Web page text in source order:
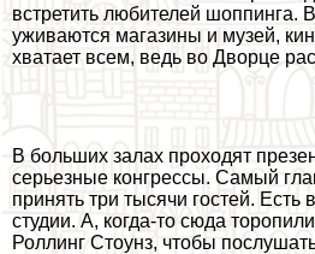
встретить любителей шоппинга.
уживаются магазины и музей,
хватает всем, ведь во Дворце
В больших залах проходят
серьезные конгрессы. Самый
принять три тысячи гостей.
студии. А, когда-то сюда
Роллинг Стоунз, чтобы